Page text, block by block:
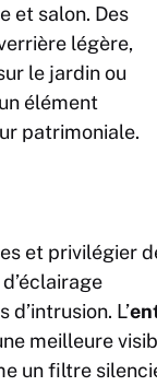
et salon. Des
légère,
le jardin ou
élément
patrimoniale.
et privilégier
L’
meilleure
un filtre